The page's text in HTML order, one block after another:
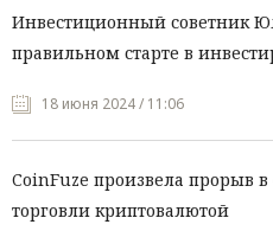
Инвестиционный советник
правильном старте в
18 июня 2024 / 11:06
CoinFuze произвела прорыв
торговли криптовалютой